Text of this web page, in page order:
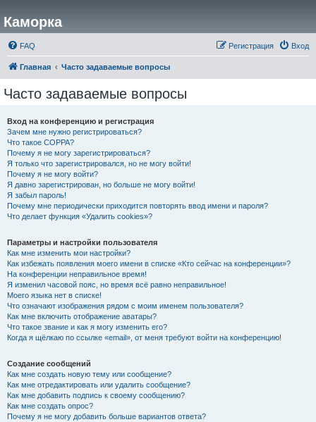
Каморка
FAQ Вход
Регистрация
Главная Часто задаваемые вопросы
Часто задаваемые вопросы
Вход на конференцию и регистрация
Зачем мне нужно регистрироваться?
Что такое COPPA?
Почему я не могу зарегистрироваться?
Я только что зарегистрировался, но не могу войти!
Почему я не могу войти?
Я давно зарегистрирован, но больше не могу войти!
Я забыл пароль!
Почему мне периодически приходится повторять ввод имени и пароля?
Что делает функция «Удалить cookies»?
Параметры и настройки пользователя
Как мне изменить мои настройки?
Как избежать появления моего имени в списке «Кто сейчас на конференции»?
На конференции неправильное время!
Я изменил часовой пояс, но время всё равно неправильное!
Моего языка нет в списке!
Что означают изображения рядом с моим именем пользователя?
Как мне включить отображение аватары?
Что такое звание и как я могу изменить его?
Когда я щёлкаю по ссылке «email», от меня требуют войти на конференцию!
Создание сообщений
Как мне создать новую тему или сообщение?
Как мне отредактировать или удалить сообщение?
Как мне добавить подпись к своему сообщению?
Как мне создать опрос?
Почему я не могу добавить больше вариантов ответа?